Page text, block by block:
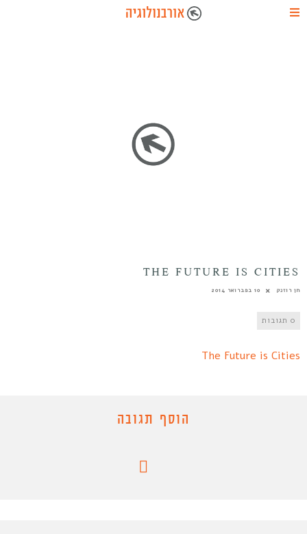
THE FUTURE IS CITIES
חן רוזנק 10 בפברואר 2014
0 תגובות
The Future is Cities
הוסף תגובה